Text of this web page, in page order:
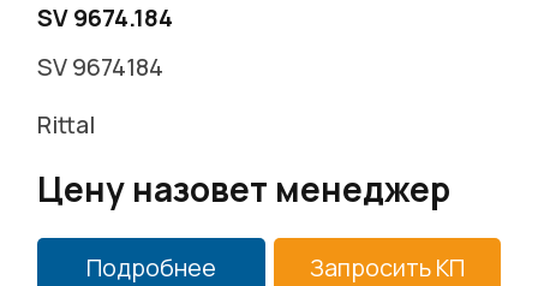
SV 9674.184
SV 9674184
Rittal
Цену назовет менеджер
Подробнее Запросить КП